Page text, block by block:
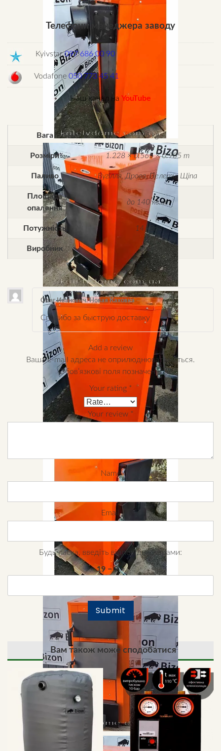
Телефони менеджера заводу
Kyivstar097 686 00 90
Vodafone 050 773 45 41
Наш канал на YouTube
Вага 195 kg
Розміри 1.228 × 0.565 × 0.985 m
Паливо Вугілля, Дрова, Пелети, Щіпа
Площада
опалення
до 140 кв.м.
Потужність 14 кВт
Виробник Bizon
Олег Иванович. Новая Каховка –
Спасибо за быструю доставку
Add a review
Ваша e-mail адреса не оприлюднюватиметься.
Обов’язкові поля позначені*
Your rating *
Your review *
Name
Email
Будь ласка, введіть відповідь цифрами:
19 − 9 =
Вам також може сподобатися